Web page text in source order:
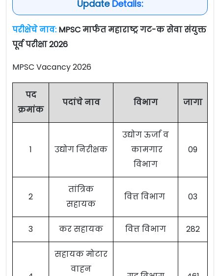
UpdateDetails:
परीक्षेचे नाव: MPSC मार्फत महाराष्ट्र गट-क सेवा संयुक्त
पूर्व परीक्षा 2026
MPSC Vacancy 2026
पद
क्रमांक
पदांचे नाव विभाग जागा
1 उद्योग निरीक्षक
उद्योग ऊर्जा व
कामगार
विभाग
09
2
तांत्रिक
सहायक
वित्त विभाग 03
3 कर सहायक वित्त विभाग 282
सहायक मोटार
वाहन